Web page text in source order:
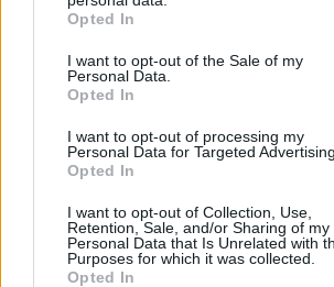
grant or deny consent to Google and its
use your data for below specified purposes
consent section.
Opted In
I want to opt-out of the Sale of my
Personal Data.
Opted In
I want to opt-out of processing my
Personal Data for Targeted Advertising.
Opted In
I want to opt-out of Collection, Use,
Retention, Sale, and/or Sharing of my
Personal Data that Is Unrelated with
Purposes for which it was collected.
Opted In